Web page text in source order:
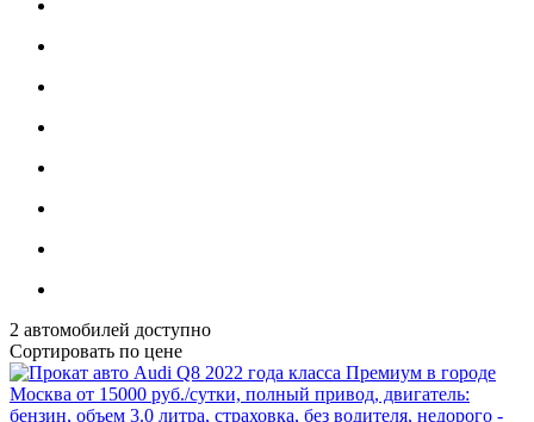
2 автомобилей доступно
Сортировать по цене